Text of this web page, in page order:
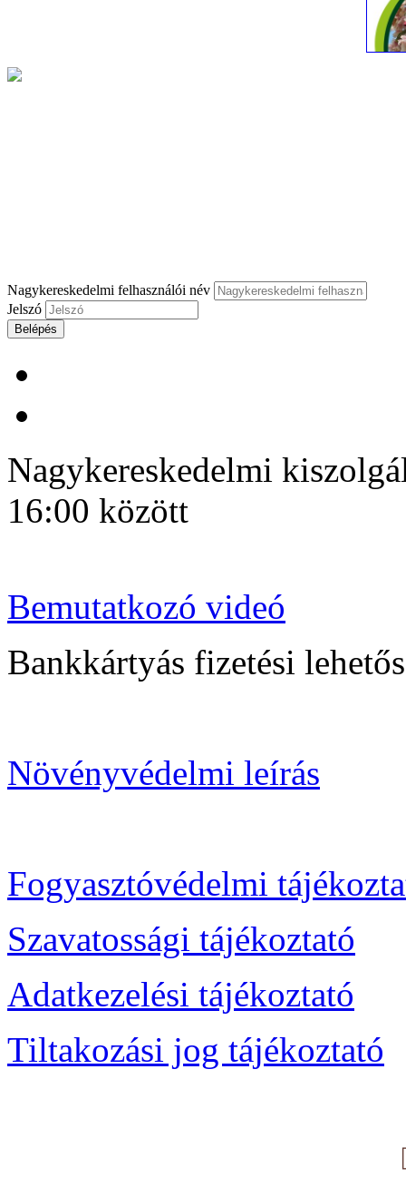
Nagykereskedelmi felhasználói név
Jelszó
Belépés
Nagykereskedelmi
16:00 között
Bemutatkozó videó
Bankkártyás fizetési
Növényvédelmi leírás
Fogyasztóvédelmi
Szavatossági tájékoztató
Adatkezelési tájékoztató
Tiltakozási jog tájékoztató